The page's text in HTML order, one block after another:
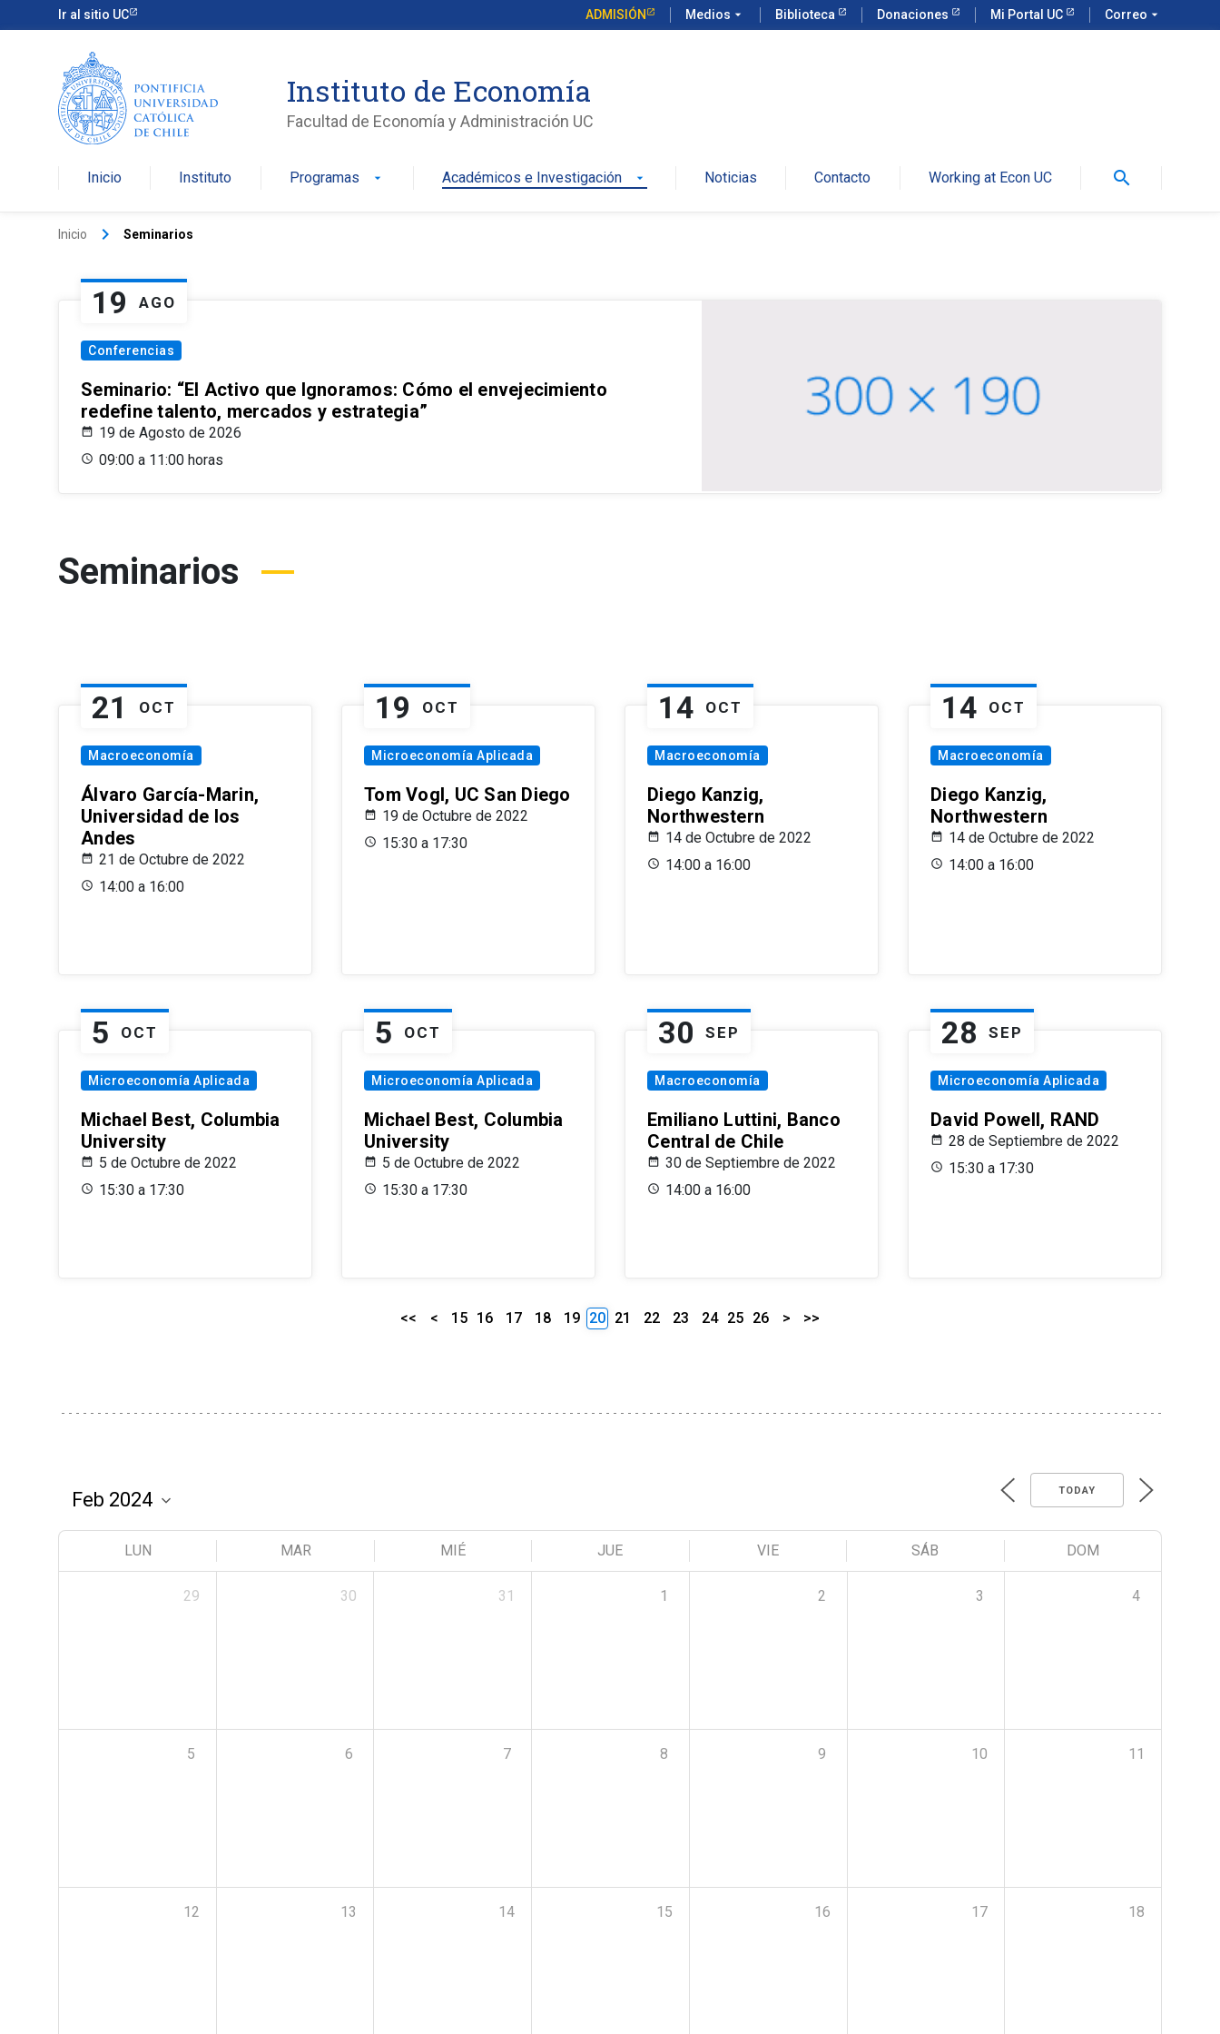
Ir al sitio UC ADMISIÓN Medios arrow_drop_down Biblioteca Donaciones Mi Portal UC Correo arrow_drop_down
Instituto de Economía
Facultad de Economía y Administración UC
Inicio Instituto Programas arrow_drop_down Académicos e Investigación arrow_drop_down Noticias Contacto Working at Econ UC search
Inicio keyboard_arrow_right Seminarios
19 AGO
Conferencias
Seminario: “El Activo que Ignoramos: Cómo el envejecimiento
redefine talento, mercados y estrategia”
19 de Agosto de 2026
09:00 a 11:00 horas
Seminarios
21 OCT
Macroeconomía
Álvaro García-Marin,
Universidad de los
Andes
21 de Octubre de 2022
14:00 a 16:00
19 OCT
Microeconomía Aplicada
Tom Vogl, UC San Diego
19 de Octubre de 2022
15:30 a 17:30
14 OCT
Macroeconomía
Diego Kanzig,
Northwestern
14 de Octubre de 2022
14:00 a 16:00
14 OCT
Macroeconomía
Diego Kanzig,
Northwestern
14 de Octubre de 2022
14:00 a 16:00
5 OCT
Microeconomía Aplicada
Michael Best, Columbia
University
5 de Octubre de 2022
15:30 a 17:30
5 OCT
Microeconomía Aplicada
Michael Best, Columbia
University
5 de Octubre de 2022
15:30 a 17:30
30 SEP
Macroeconomía
Emiliano Luttini, Banco
Central de Chile
30 de Septiembre de 2022
14:00 a 16:00
28 SEP
Microeconomía Aplicada
David Powell, RAND
28 de Septiembre de 2022
15:30 a 17:30
<< < 15 16 17 18 19 20 21 22 23 24 25 26 > >>
TODAY
LUN MAR MIÉ JUE VIE SÁB DOM
29 30 31 1 2 3 4
5 6 7 8 9 10 11
12 13 14 15 16 17 18